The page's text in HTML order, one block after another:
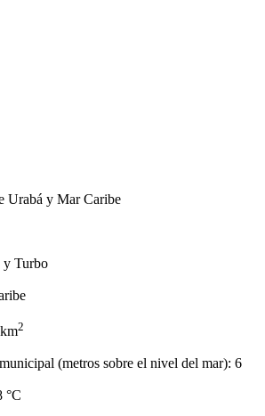
Urabá y Mar Caribe
y Turbo
2
(metros sobre el nivel del mar): 6
°C